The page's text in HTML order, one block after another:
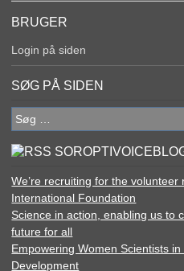
BRUGER
Login på siden
SØG PÅ SIDEN
Søg
efter:
We’re recruiting for the
International Foundation
Science in action, enabling us to
future for all
Empowering Women Scientists
Development